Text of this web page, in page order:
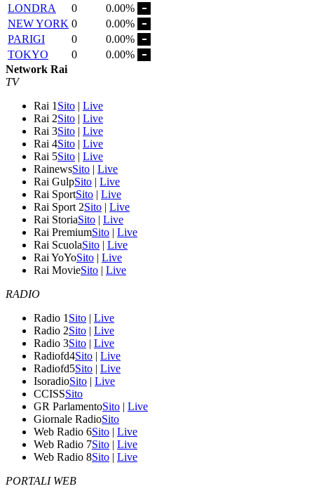
LONDRA
0
0.00%
NEW YORK 0
0.00%
PARIGI
0
0.00%
TOKYO
0
0.00%
Network Rai
TV
Rai 1 Sito | Live
Rai 2Sito | Live
Rai 3Sito | Live
Rai 4Sito | Live
Rai 5Sito | Live
RainewsSito | Live
Rai GulpSito | Live
Rai SportSito | Live
Rai Sport 2Sito | Live
Rai StoriaSito | Live
Rai PremiumSito | Live
Rai ScuolaSito | Live
Rai YoYoSito | Live
Rai MovieSito | Live
RADIO
Radio 1 Sito | Live
Radio 2Sito | Live
Radio 3Sito | Live
Radiofd4Sito | Live
Radiofd5Sito | Live
IsoradioSito | Live
CCISSSito
GR ParlamentoSito | Live
Giornale RadioSito
Web Radio 6Sito | Live
Web Radio 7Sito | Live
Web Radio 8Sito | Live
PORTALI WEB